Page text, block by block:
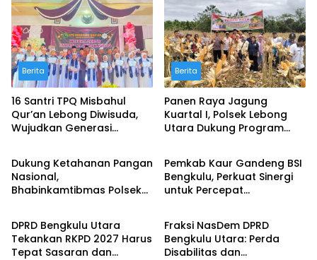
Berita
16 Santri TPQ Misbahul
Qur’an Lebong Diwisuda,
Wujudkan Generasi
Berita
Panen Raya Jagung
Kuartal I, Polsek Lebong
Utara Dukung Program
Berita
Dukung Ketahanan Pangan
Nasional,
Bhabinkamtibmas Polsek
Hektare
Advertorial
Pemkab Kaur Gandeng BSI
Bengkulu, Perkuat Sinergi
untuk Percepat
Masyarakat
Advertorial
DPRD Bengkulu Utara
Tekankan RKPD 2027 Harus
Tepat Sasaran dan
Advertorial
Fraksi NasDem DPRD
Bengkulu Utara: Perda
Disabilitas dan